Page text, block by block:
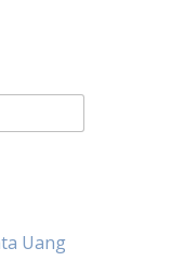
Uang